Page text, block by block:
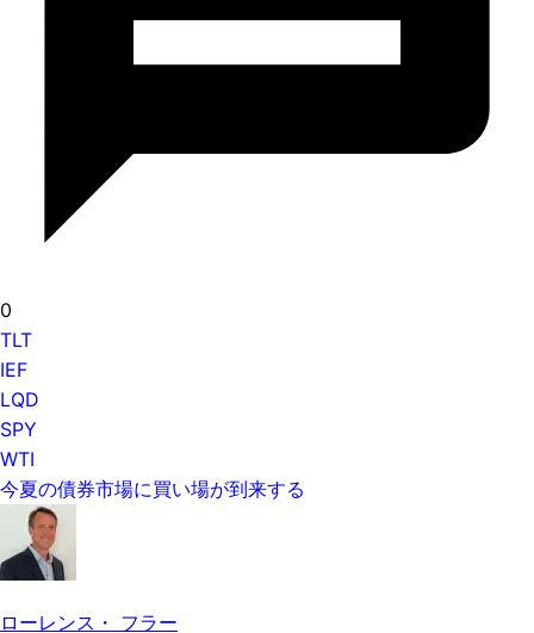
0
TLT
IEF
LQD
SPY
WTI
今夏の債券市場に買い場が到来する
ローレンス・ フラー